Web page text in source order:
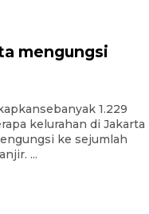
mengungsi
1.229
kelurahan di Jakarta
ke sejumlah
...